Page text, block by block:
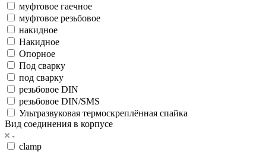
муфтовое гаечное
муфтовое резьбовое
накидное
Накидное
Опорное
Под сварку
под сварку
резьбовое DIN
резьбовое DIN/SMS
Ультразвуковая термоскреплённая спайка
Вид соединения в корпусе
clamp